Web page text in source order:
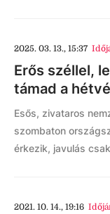
2025. 03. 13., 15:37
Erős széllel,
támad a
Esős, zivataros
szombaton
érkezik, javulás
2021. 10. 14., 19:16